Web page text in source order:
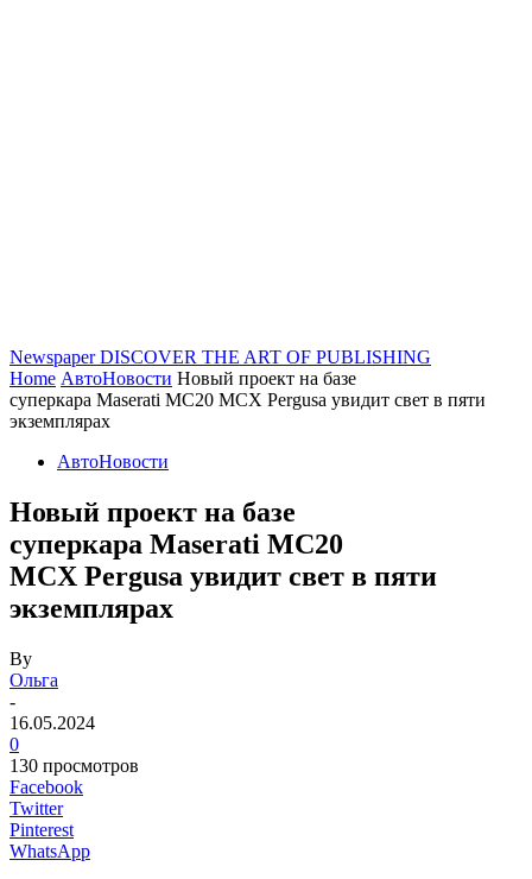
Newspaper DISCOVER THE ART OF PUBLISHING
Home АвтоНовости Новый проект на базе
суперкара Maserati MC20 MCX Pergusa увидит свет в пяти
экземплярах
АвтоНовости
Новый проект на базе
суперкара Maserati MC20
MCX Pergusa увидит свет в пяти
экземплярах
By
Ольга
-
16.05.2024
0
130 просмотров
Facebook
Twitter
Pinterest
WhatsApp